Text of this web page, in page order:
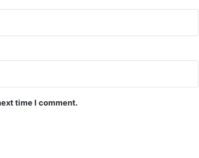
time I comment.